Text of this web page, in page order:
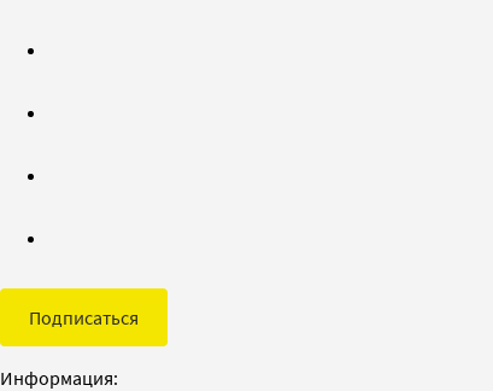
Подписаться
Информация: